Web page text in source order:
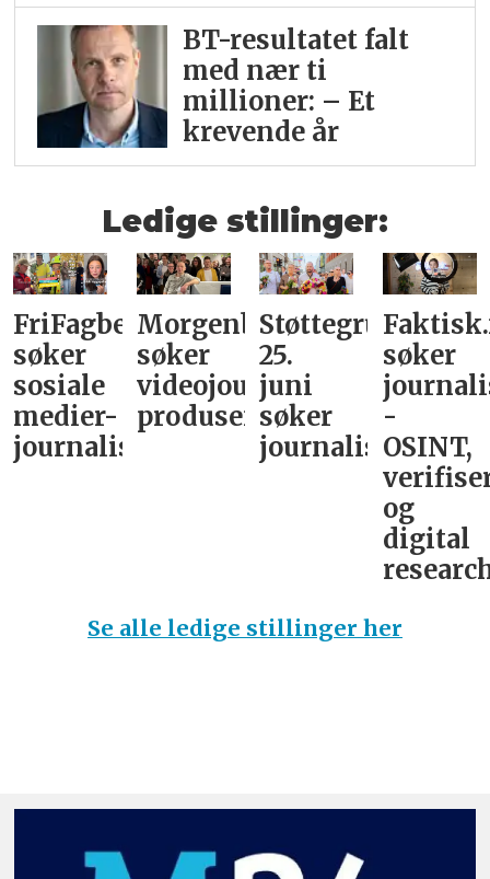
BT-resultatet falt
med nær ti
millioner: – Et
krevende år
Ledige stillinger:
FriFagbevegelse
søker
sosiale
medier-
journalist
Morgenbladet
søker
videojournalist/podkast-
produsent
Støttegruppa
25.
juni
søker
journalist
søker
-
OSINT,
og
digital
Se alle ledige stillinger her